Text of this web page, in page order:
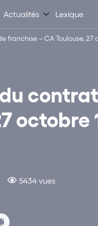
Actualités Lexique
franchise – CA Toulouse, 27
octobre
5434 vues